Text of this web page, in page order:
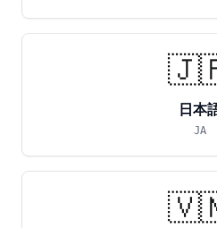
日本
JA